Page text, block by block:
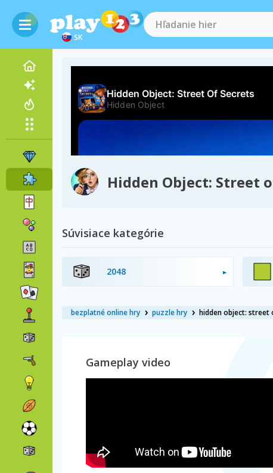
SK
Hidden Object: Street
Súvisiace kategórie
2048
bezplatné online hry puzzle hry hidden object: street
Gameplay video